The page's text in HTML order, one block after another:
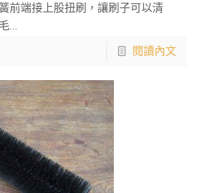
前端接上股扭刷，讓刷子可以清
…
閱讀內文